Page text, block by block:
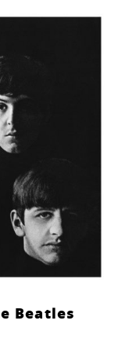
Beatles